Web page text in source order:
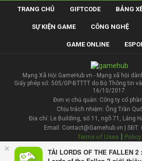
×
TẢI LORDS OF THE FALLEN 2 :
TRANG CHỦ GIFTCODE BẢNG
SỰ KIỆN GAME CÔNG NGHỆ
GAME ONLINE
Mạng Xã Hội GameHub.vn - Mạng xã hội
Giấy phép số: 505/GP-BTTTT do Bộ Thông tin
16/10/2017.
Đơn vị chủ quản: Công ty cổ
Chịu trách nhiệm: Ông Trần
Địa chỉ: Le Building, số 11, ngõ 71, Láng
Email: Contact@Gamehub.vn | SĐT:
Terms of Uses | Policy
Liên hệ đăng bài